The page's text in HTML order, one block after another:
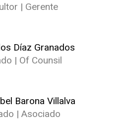
| Gerente
Díaz Granados
| Of Counsil
Barona Villalva
| Asociado